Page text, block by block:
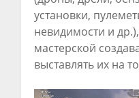
установки,
невидимости и
мастерской
выставлять их на